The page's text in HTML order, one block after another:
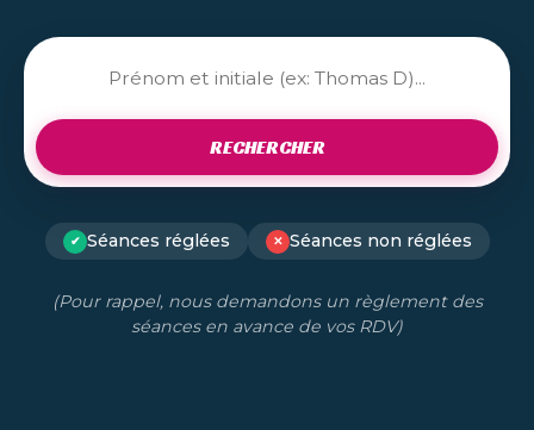
RECHERCHER
✔ Séances réglées ✕ Séances non réglées
(Pour rappel, nous demandons un règlement des
séances en avance de vos RDV)